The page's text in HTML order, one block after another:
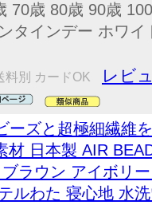
70歳 80歳 90歳
タインデー ホワ
料別 カードOK
レビ
ーズと超極細繊維
材 日本製 AIR
ラウン アイボリ
ルわた 寝心地 水